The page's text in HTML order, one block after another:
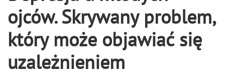
ojców. Skrywany problem,
który może objawiać się
uzależnieniem